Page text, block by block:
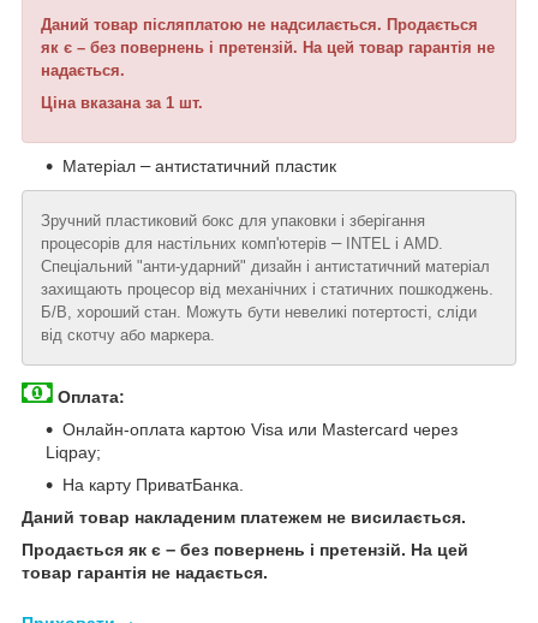
Даний товар післяплатою не надсилається. Продається
як є – без повернень і претензій. На цей товар гарантія не
надається.
Ціна вказана за 1 шт.
Матеріал –антистатичний пластик
Зручний пластиковий бокс для упаковки і зберігання
процесорів для настільних комп'ютерів – INTEL і AMD.
Спеціальний "анти-ударний" дизайн і антистатичний матеріал
захищають процесор від механічних і статичних пошкоджень.
Б/В, хороший стан. Можуть бути невеликі потертості, сліди
від скотчу або маркера.
Оплата:
Онлайн-оплата картою Visa или Mastercard через
Liqpay;
На карту ПриватБанка.
Даний товар накладеним платежем не висилається.
Продається як є – без повернень і претензій. На цей
товар гарантія не надається.